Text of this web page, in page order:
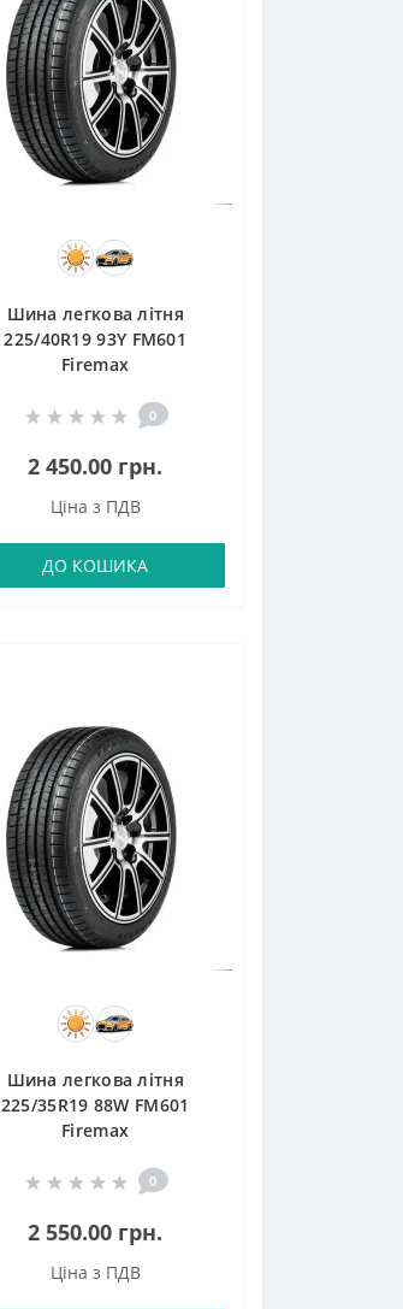
Шина легкова літня
225/40R19 93Y FM601
Firemax
0
2 450.00 грн.
Ціна з ПДВ
ДО КОШИКА
Шина легкова літня
225/35R19 88W FM601
Firemax
0
2 550.00 грн.
Ціна з ПДВ